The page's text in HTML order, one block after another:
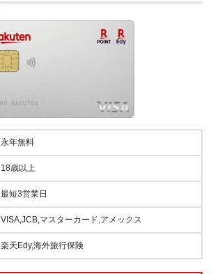
永年無料
18歳以上
最短3営業日
VISA,JCB,マスターカード,アメックス
楽天Edy,海外旅行保険